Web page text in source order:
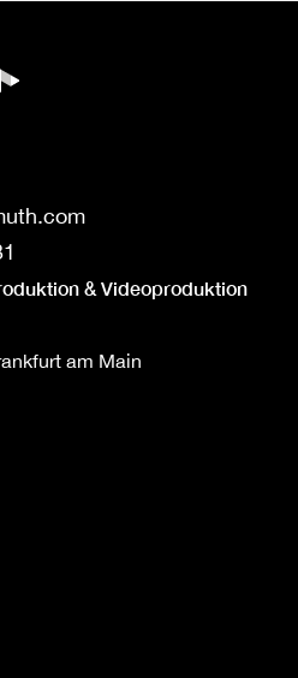
& Videoproduktion
am Main